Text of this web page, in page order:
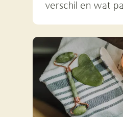
verschil en wat